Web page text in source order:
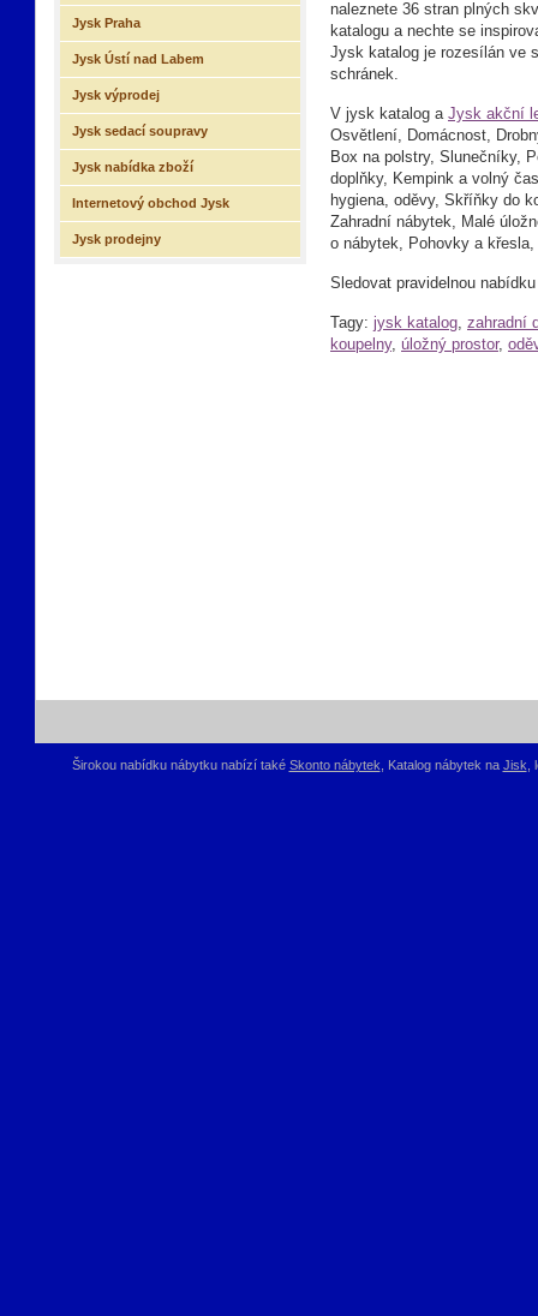
naleznete 36 stran plných
katalogu a nechte se
Jysk katalog je rozesílán ve
schránek.
V jysk katalog a Jysk akční
Osvětlení, Domácnost,
Box na polstry, Slunečníky,
doplňky, Kempink a volný
hygiena, oděvy, Skříňky do
Zahradní nábytek, Malé
o nábytek, Pohovky a
Sledovat pravidelnou
Tagy: jysk katalog, zahradní
koupelny, úložný prostor,
Jysk Praha
Jysk Ústí nad Labem
Jysk výprodej
Jysk sedací soupravy
Jysk nabídka zboží
Internetový obchod Jysk
Jysk prodejny
Širokou nabídku nábytku nabízí také Skonto nábytek , Katalog nábytek na Jisk